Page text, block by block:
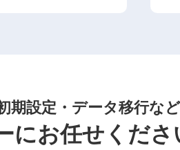
期設定・データ移行など
にお任せくださ